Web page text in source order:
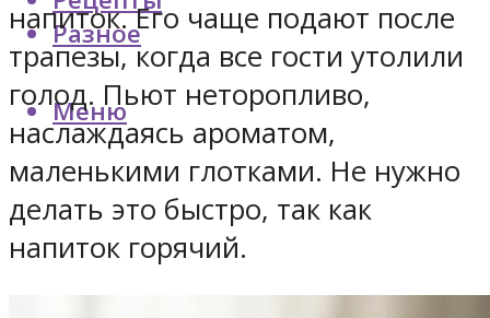
Разное
Меню
напиток. Его чаще подают после
трапезы, когда все гости утолили
голод. Пьют неторопливо,
наслаждаясь ароматом,
маленькими глотками. Не нужно
делать это быстро, так как
напиток горячий.